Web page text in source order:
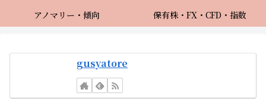
アノマリー・傾向
保有株・FX・CFD・指数
gusyatore